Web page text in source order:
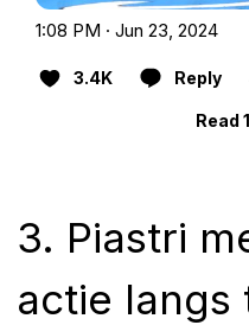
1:08 PM · Jun 23, 2024
3.4K Reply
Read
3. Piastri
actie langs